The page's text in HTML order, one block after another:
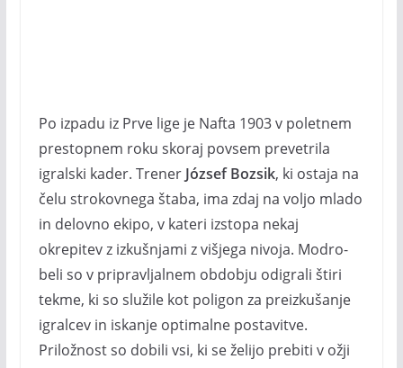
Po izpadu iz Prve lige je Nafta 1903 v poletnem
prestopnem roku skoraj povsem prevetrila
igralski kader. Trener József Bozsik, ki ostaja na
čelu strokovnega štaba, ima zdaj na voljo mlado
in delovno ekipo, v kateri izstopa nekaj
okrepitev z izkušnjami z višjega nivoja. Modro-
beli so v pripravljalnem obdobju odigrali štiri
tekme, ki so služile kot poligon za preizkušanje
igralcev in iskanje optimalne postavitve.
Priložnost so dobili vsi, ki se želijo prebiti v ožji